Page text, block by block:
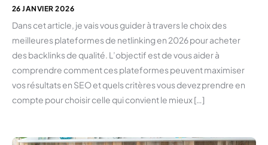
26 JANVIER 2026
Dans cet article, je vais vous guider à travers le choix des
meilleures plateformes de netlinking en 2026 pour acheter
des backlinks de qualité. L’objectif est de vous aider à
comprendre comment ces plateformes peuvent maximiser
vos résultats en SEO et quels critères vous devez prendre en
compte pour choisir celle qui convient le mieux […]